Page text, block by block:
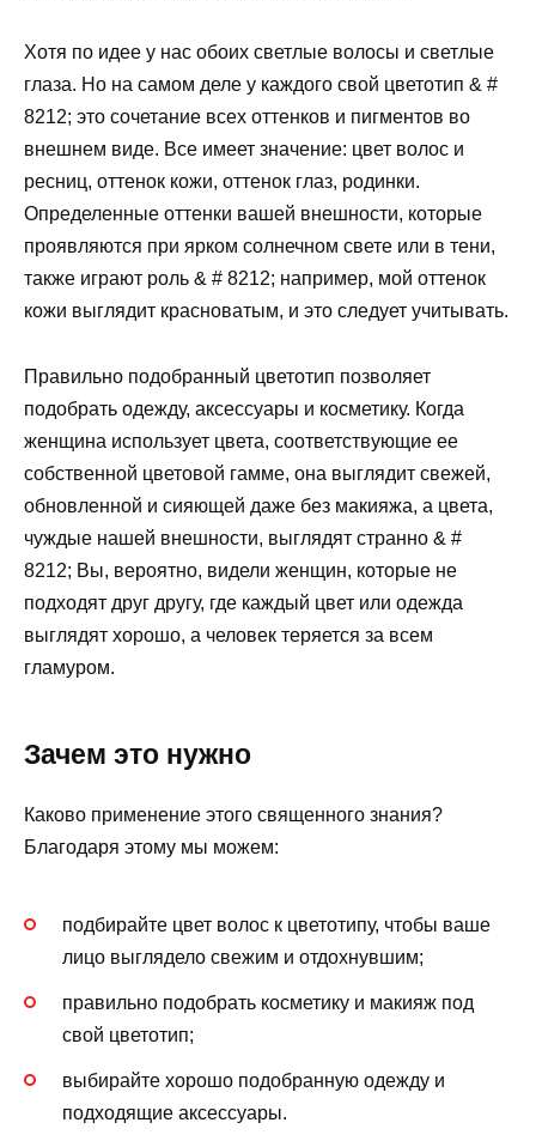
Хотя по идее у нас обоих светлые волосы и светлые
глаза. Но на самом деле у каждого свой цветотип & #
8212; это сочетание всех оттенков и пигментов во
внешнем виде. Все имеет значение: цвет волос и
ресниц, оттенок кожи, оттенок глаз, родинки.
Определенные оттенки вашей внешности, которые
проявляются при ярком солнечном свете или в тени,
также играют роль & # 8212; например, мой оттенок
кожи выглядит красноватым, и это следует учитывать.
Правильно подобранный цветотип позволяет
подобрать одежду, аксессуары и косметику. Когда
женщина использует цвета, соответствующие ее
собственной цветовой гамме, она выглядит свежей,
обновленной и сияющей даже без макияжа, а цвета,
чуждые нашей внешности, выглядят странно & #
8212; Вы, вероятно, видели женщин, которые не
подходят друг другу, где каждый цвет или одежда
выглядят хорошо, а человек теряется за всем
гламуром.
Зачем это нужно
Каково применение этого священного знания?
Благодаря этому мы можем:
подбирайте цвет волос к цветотипу, чтобы ваше
лицо выглядело свежим и отдохнувшим;
правильно подобрать косметику и макияж под
свой цветотип;
выбирайте хорошо подобранную одежду и
подходящие аксессуары.